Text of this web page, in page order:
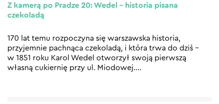
Z kamerą po Pradze 20: Wedel – historia pisana
czekoladą
170 lat temu rozpoczyna się warszawska historia,
przyjemnie pachnąca czekoladą, i która trwa do dziś –
w 1851 roku Karol Wedel otworzył swoją pierwszą
własną cukiernię przy ul. Miodowej.…